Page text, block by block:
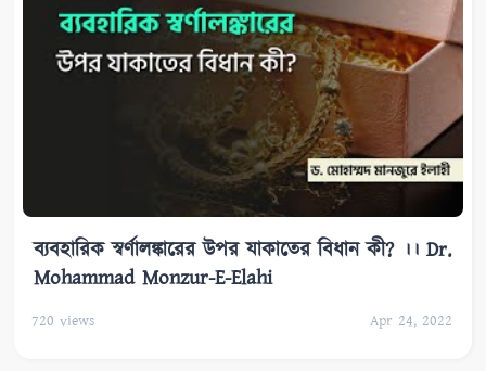
ব্যবহারিক স্বর্ণালঙ্কারের উপর যাকাতের বিধান কী? ।। Dr.
Mohammad Monzur-E-Elahi
720 views Apr 24, 2022